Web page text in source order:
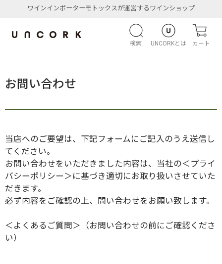
ワインインポーターモトックスが運営するワインショップ
検索 UNCORKとは カート
お問い合わせ
当店へのご要望は、下記フォームにご記入のうえ送信し
てください。
お問い合わせをいただきました内容は、当社の＜プライ
バシーポリシー＞に基づき適切にお取り扱いさせていた
だきます。
必ず内容をご確認の上、問い合わせをお願い致します。
＜よくあるご質問＞（お問い合わせの前にご確認くださ
い）